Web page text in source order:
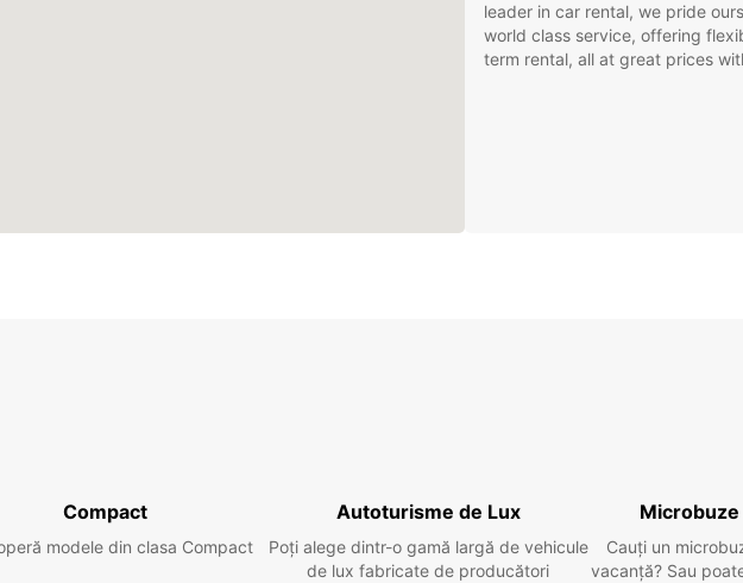
leader in car rental, we pride
world class service, offering
term rental, all at great prices
Compact
modele din clasa Compact
Autoturisme de Lux
Poți alege dintr-o gamă largă de vehicule
de lux fabricate de producători
Cauți un
vacanță? Sau